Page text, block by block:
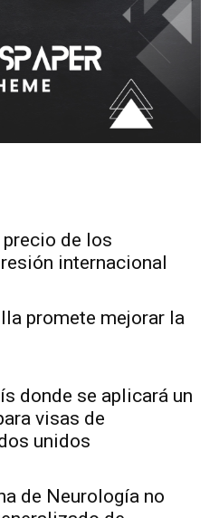
de los
internacional
promete mejorar la
donde se aplicará un
visas de
unidos
de Neurología no